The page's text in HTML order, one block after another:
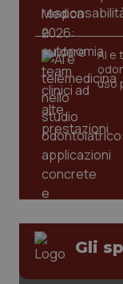
AI e
uso
Gli
tracking-
tracking-
tracking-
session-id